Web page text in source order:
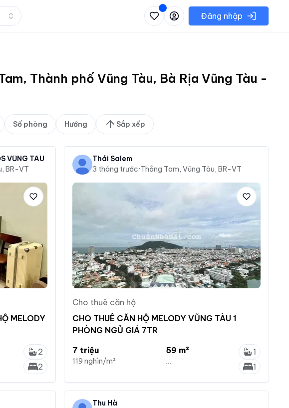
Nhấn để mở danh sách các khu vực có thể chọnĐăng nhập
Thành phố Vũng Tàu, Bà Rịa Vũng Tàu -
Số phòng Hướng Sắp xếp
VŨNG TÀU
BR-VT
MELODY
2
2
Thái Salem
3 tháng trước·Thắng Tam, Vũng Tàu, BR-VT
Cho thuê căn hộ
CHO THUÊ CĂN HỘ MELODY VŨNG TÀU 1
PHÒNG NGỦ GIÁ 7TR
7 triệu
119 nghìn/m²
59 m²
...
1
1
Thu Hà